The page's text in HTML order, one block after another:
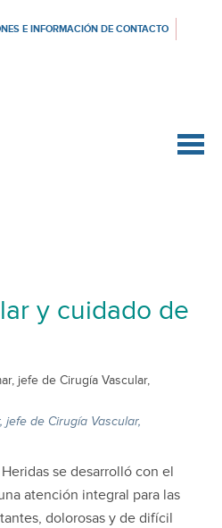
E INFORMACIÓN DE CONTACTO
y cuidado de
jefe de Cirugía Vascular,
se desarrolló con el
atención integral para las
dolorosas y de difícil